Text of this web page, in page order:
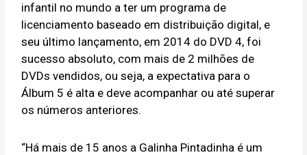
infantil no mundo a ter um programa de
licenciamento baseado em distribuição digital, e
seu último lançamento, em 2014 do DVD 4, foi
sucesso absoluto, com mais de 2 milhões de
DVDs vendidos, ou seja, a expectativa para o
Álbum 5 é alta e deve acompanhar ou até superar
os números anteriores.
“Há mais de 15 anos a Galinha Pintadinha é um